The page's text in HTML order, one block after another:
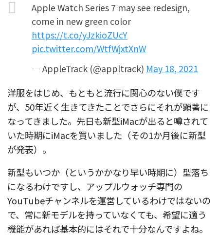
Apple Watch Series 7 may see redesign,
come in new green color
https://t.co/yJzkioZUcY
pic.twitter.com/WtfWjxtXnW
— AppleTrack (@appltrack) May 18, 2021
洋服をはじめ、もともと流行に関心のない僕です
が、50年近く生きてきたことでさらにそれが顕著に
なってきました。先日も新型iMacが出ると噂されて
いた時期にiMacを買いました（その1か月後に新型
が発表）。
新型もいつか（というかかなり早い時期に）型落ち
になるわけですし、アップルウォッチ専門の
YouTubeチャンネルを運営しているわけではないの
で、常に新モデルを持っていなくても、希望に適う
機能があれば基本的にはそれで十分なんですよね。